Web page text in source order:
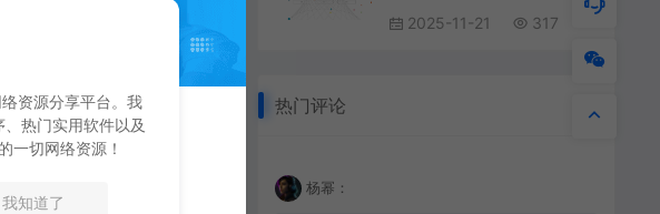
2025-11-21 317
热门评论
杨幂：
资源分享平台。我
热门实用软件以及
一切网络资源！
我知道了